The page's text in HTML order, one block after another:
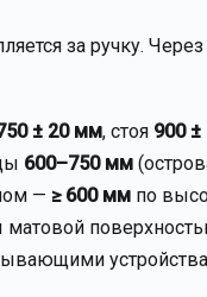
за ручку.
± 20 мм, стоя 900
600–750 мм
— ≥ 600 мм по